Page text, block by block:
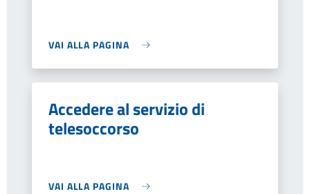
VAI ALLA PAGINA
Accedere al servizio di
telesoccorso
VAI ALLA PAGINA